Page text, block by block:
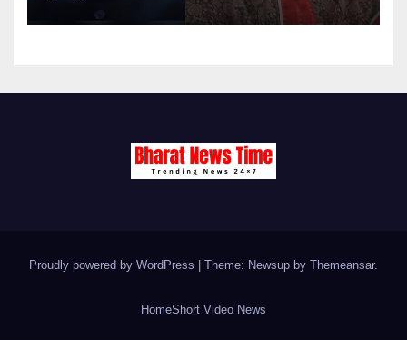
Proudly powered by WordPress Theme: Newsup by Themeansar.
HomeShort Video News